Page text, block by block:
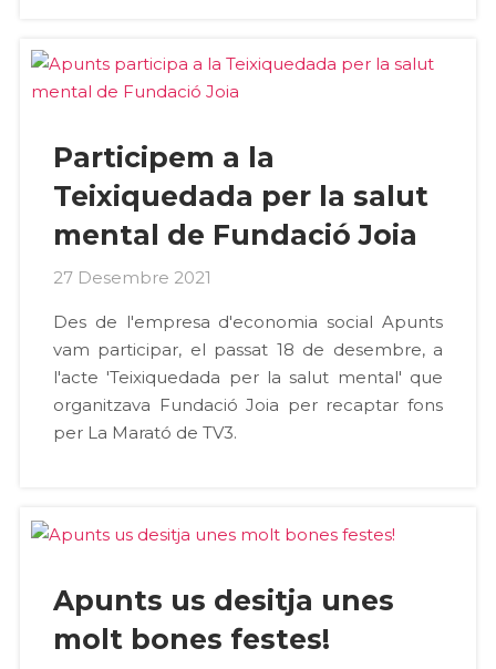
Participem a la
Teixiquedada per la salut
mental de Fundació Joia
27 Desembre 2021
Des de l'empresa d'economia social Apunts
vam participar, el passat 18 de desembre, a
l'acte 'Teixiquedada per la salut mental' que
organitzava Fundació Joia per recaptar fons
per La Marató de TV3.
Apunts us desitja unes
molt bones festes!